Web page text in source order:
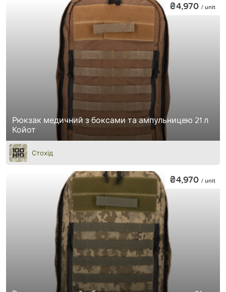
Рюкзак медичний з боксами та ампульницею 21 л
Койот
₴4,970 / unit
Стохід
₴4,970 / unit